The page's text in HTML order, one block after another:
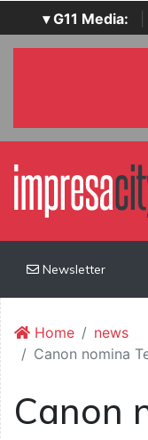
▾ G11 Media:
SecurityOpenLab
Newsletter
Home
news
Canon nomina
Canon